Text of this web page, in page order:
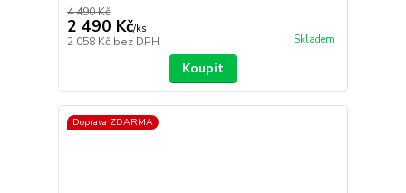
4 490 Kč
2 490 Kč/ks
2 058 Kč bez DPH Skladem
Koupit
Doprava ZDARMA